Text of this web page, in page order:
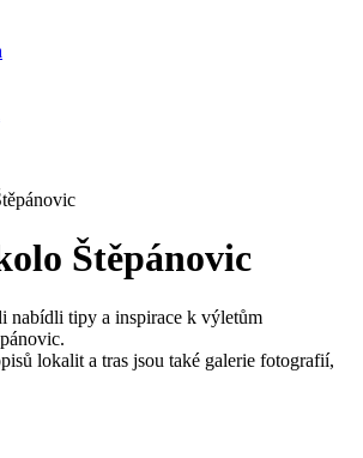
Štěpánovic
nabídli tipy a inspirace k výletům
lokalit a tras jsou také galerie fotografií,